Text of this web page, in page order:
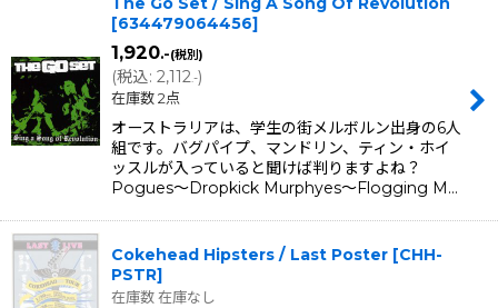
[634479064456]
1,920.-(税別)
(税込: 2,112.-)
在庫数 2点
オーストラリアは、学生の街メルボルン出身の6人
組です。バグパイプ、マンドリン、ティン・ホイ
ッスルが入っていると聞けば判りますよね？
Pogues〜Dropkick Murphyes〜Flogging M…
Cokehead Hipsters / Last Poster [CHH-
PSTR]
在庫数 在庫なし